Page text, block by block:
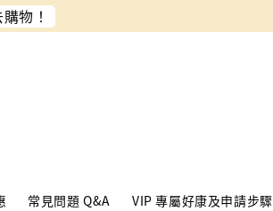
常見問題 Q&A VIP 專屬好康及申請步驟